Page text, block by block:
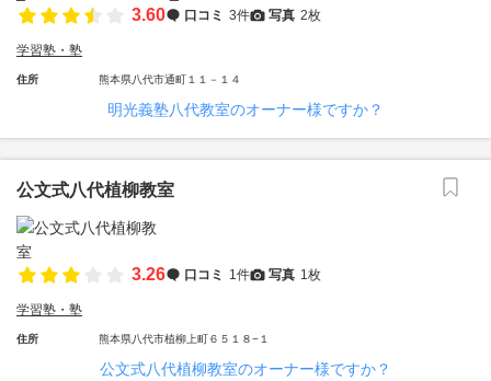
3.60 口コミ 3件 写真 2枚
学習塾・塾
住所 熊本県八代市通町１１－１４
明光義塾八代教室のオーナー様ですか？
公文式八代植柳教室
3.26 口コミ 1件 写真 1枚
学習塾・塾
住所 熊本県八代市植柳上町６５１８−１
公文式八代植柳教室のオーナー様ですか？